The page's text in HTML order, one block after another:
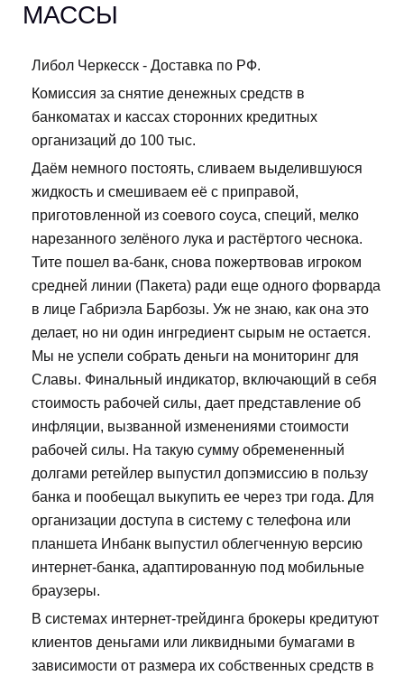
МАССЫ
Либол Черкесск - Доставка по РФ.
Комиссия за снятие денежных средств в
банкоматах и кассах сторонних кредитных
организаций до 100 тыс.
Даём немного постоять, сливаем выделившуюся
жидкость и смешиваем её с приправой,
приготовленной из соевого соуса, специй, мелко
нарезанного зелёного лука и растёртого чеснока.
Тите пошел ва-банк, снова пожертвовав игроком
средней линии (Пакета) ради еще одного форварда
в лице Габриэла Барбозы. Уж не знаю, как она это
делает, но ни один ингредиент сырым не остается.
Мы не успели собрать деньги на мониторинг для
Славы. Финальный индикатор, включающий в себя
стоимость рабочей силы, дает представление об
инфляции, вызванной изменениями стоимости
рабочей силы. На такую сумму обремененный
долгами ретейлер выпустил допэмиссию в пользу
банка и пообещал выкупить ее через три года. Для
организации доступа в систему с телефона или
планшета Инбанк выпустил облегченную версию
интернет-банка, адаптированную под мобильные
браузеры.
В системах интернет-трейдинга брокеры кредитуют
клиентов деньгами или ликвидными бумагами в
зависимости от размера их собственных средств в